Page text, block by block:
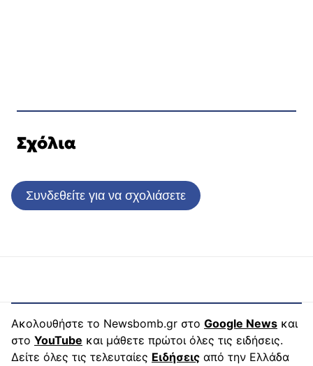
Σχόλια
Συνδεθείτε για να σχολιάσετε
Ακολουθήστε το Newsbomb.gr στο Google News και
στο YouTube και μάθετε πρώτοι όλες τις ειδήσεις.
Δείτε όλες τις τελευταίες Ειδήσεις από την Ελλάδα